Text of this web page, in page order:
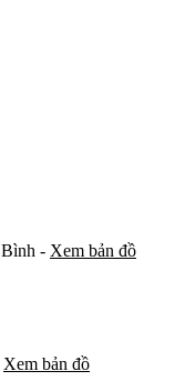
- Xem bản đồ
Xem bản đồ